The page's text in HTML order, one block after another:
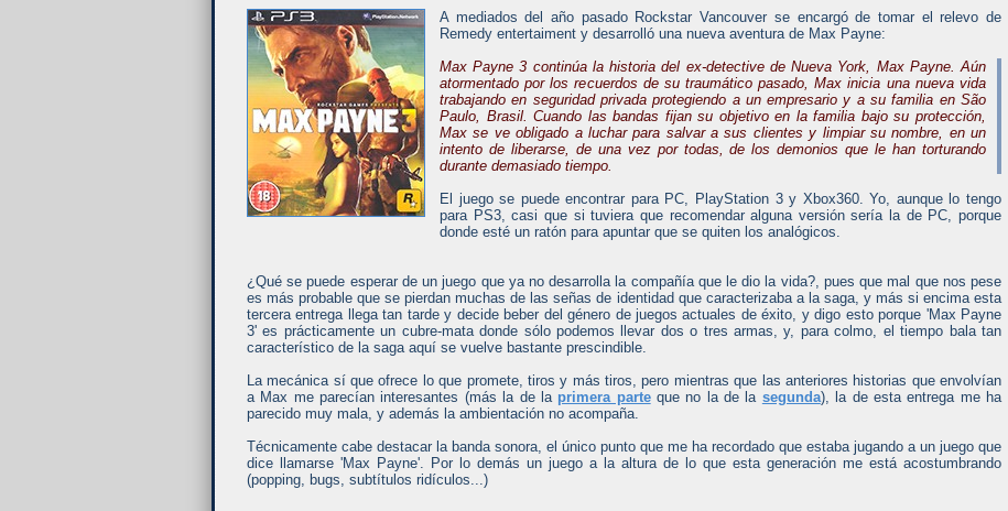
A mediados del año pasado Rockstar Vancouver se encargó de tomar el relevo de
Remedy entertaiment y desarrolló una nueva aventura de Max Payne:
Max Payne 3 continúa la historia del ex-detective de Nueva York, Max Payne. Aún
atormentado por los recuerdos de su traumático pasado, Max inicia una nueva vida
trabajando en seguridad privada protegiendo a un empresario y a su familia en São
Paulo, Brasil. Cuando las bandas fijan su objetivo en la familia bajo su protección,
Max se ve obligado a luchar para salvar a sus clientes y limpiar su nombre, en un
intento de liberarse, de una vez por todas, de los demonios que le han torturando
durante demasiado tiempo.
El juego se puede encontrar para PC, PlayStation 3 y Xbox360. Yo, aunque lo tengo
para PS3, casi que si tuviera que recomendar alguna versión sería la de PC, porque
donde esté un ratón para apuntar que se quiten los analógicos.
¿Qué se puede esperar de un juego que ya no desarrolla la compañía que le dio la vida?, pues que mal que nos pese
es más probable que se pierdan muchas de las señas de identidad que caracterizaba a la saga, y más si encima esta
tercera entrega llega tan tarde y decide beber del género de juegos actuales de éxito, y digo esto porque 'Max Payne
3' es prácticamente un cubre-mata donde sólo podemos llevar dos o tres armas, y, para colmo, el tiempo bala tan
característico de la saga aquí se vuelve bastante prescindible.
La mecánica sí que ofrece lo que promete, tiros y más tiros, pero mientras que las anteriores historias que envolvían
a Max me parecían interesantes (más la de la primera parteque no la de la segunda), la de esta entrega me ha
parecido muy mala, y además la ambientación no acompaña.
Técnicamente cabe destacar la banda sonora, el único punto que me ha recordado que estaba jugando a un juego que
dice llamarse 'Max Payne'. Por lo demás un juego a la altura de lo que esta generación me está acostumbrando
(popping, bugs, subtítulos ridículos...)